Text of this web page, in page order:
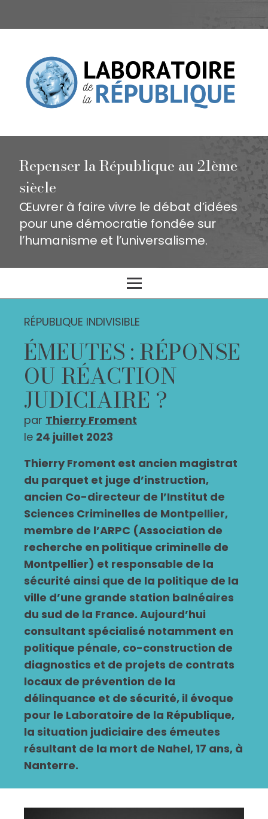
Repenser la République au 21ème
siècle
Œuvrer à faire vivre le débat d’idées
pour une démocratie fondée sur
l’humanisme et l’universalisme.
RÉPUBLIQUE INDIVISIBLE
ÉMEUTES : RÉPONSE
OU RÉACTION
JUDICIAIRE ?
par Thierry Froment
le 24 juillet 2023
Thierry Froment est ancien magistrat
du parquet et juge d’instruction,
ancien Co-directeur de l’Institut de
Sciences Criminelles de Montpellier,
membre de l’ARPC (Association de
recherche en politique criminelle de
Montpellier) et responsable de la
sécurité ainsi que de la politique de la
ville d’une grande station balnéaires
du sud de la France. Aujourd’hui
consultant spécialisé notamment en
politique pénale, co-construction de
diagnostics et de projets de contrats
locaux de prévention de la
délinquance et de sécurité, il évoque
pour le Laboratoire de la République,
la situation judiciaire des émeutes
résultant de la mort de Nahel, 17 ans, à
Nanterre.